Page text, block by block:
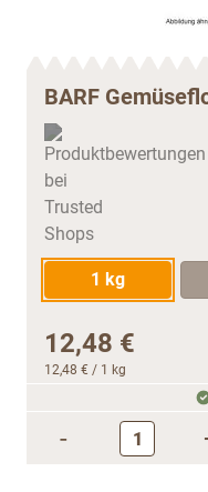
BARF
1 kg
12,48 €
12,48 € / 1 kg
-